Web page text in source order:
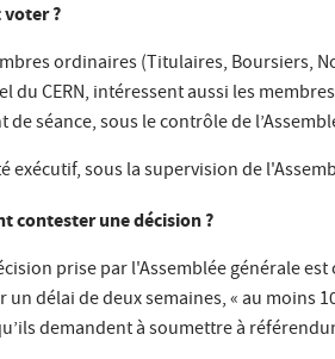
?
ordinaires (Titulaires, Boursiers,
du CERN, intéressent aussi les
de séance, sous le contrôle de
exécutif, sous la supervision de
contester une décision ?
prise par l'Assemblée générale
un délai de deux semaines, « au moins
demandent à soumettre à